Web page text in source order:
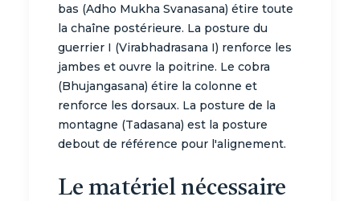
bas (Adho Mukha Svanasana) étire toute
la chaîne postérieure. La posture du
guerrier I (Virabhadrasana I) renforce les
jambes et ouvre la poitrine. Le cobra
(Bhujangasana) étire la colonne et
renforce les dorsaux. La posture de la
montagne (Tadasana) est la posture
debout de référence pour l'alignement.
Le matériel nécessaire